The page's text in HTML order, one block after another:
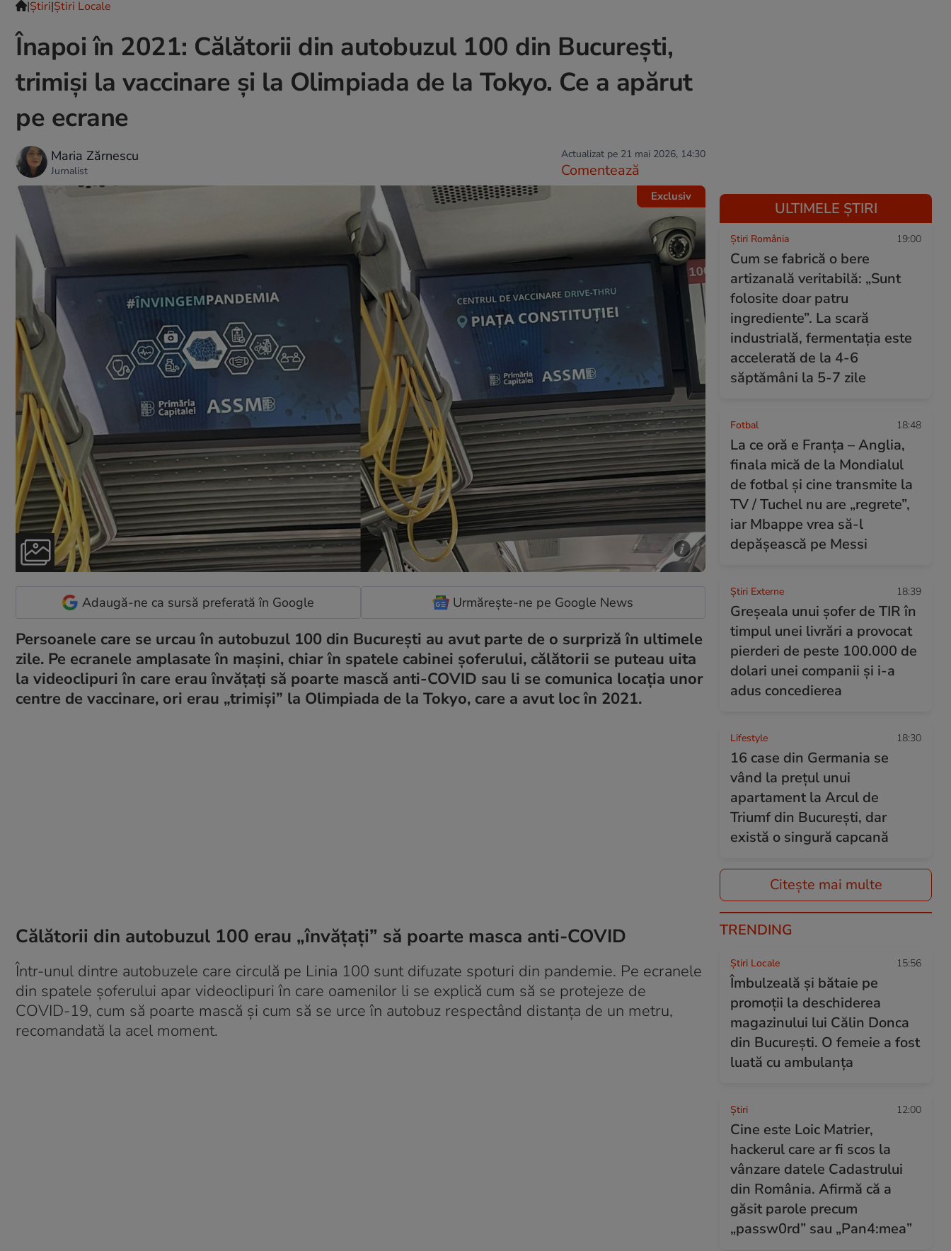
|Ştiri|Știri Locale
Înapoi în 2021: Călătorii din autobuzul 100 din București,
trimiși la vaccinare și la Olimpiada de la Tokyo. Ce a apărut
pe ecrane
Maria Zărnescu
Jurnalist
Actualizat pe 21 mai 2026, 14:30
Comentează
Exclusiv
Adaugă-ne ca sursă preferată în Google Urmărește-ne pe Google News
Persoanele care se urcau în autobuzul 100 din București au avut parte de o surpriză în ultimele
zile. Pe ecranele amplasate în mașini, chiar în spatele cabinei șoferului, călătorii se puteau uita
la videoclipuri în care erau învățați să poarte mască anti-COVID sau li se comunica locația unor
centre de vaccinare, ori erau „trimiși” la Olimpiada de la Tokyo, care a avut loc în 2021.
Călătorii din autobuzul 100 erau „învățați” să poarte masca anti-COVID
Într-unul dintre autobuzele care circulă pe Linia 100 sunt difuzate spoturi din pandemie. Pe ecranele
din spatele șoferului apar videoclipuri în care oamenilor li se explică cum să se protejeze de
COVID-19, cum să poarte mască și cum să se urce în autobuz respectând distanța de un metru,
recomandată la acel moment.
ULTIMELE ȘTIRI
Știri România 19:00
Cum se fabrică o bere
artizanală veritabilă: „Sunt
folosite doar patru
ingrediente”. La scară
industrială, fermentația este
accelerată de la 4-6
săptămâni la 5-7 zile
Fotbal 18:48
La ce oră e Franța – Anglia,
finala mică de la Mondialul
de fotbal și cine transmite la
TV / Tuchel nu are „regrete”,
iar Mbappe vrea să-l
depășească pe Messi
Știri Externe 18:39
Greșeala unui șofer de TIR în
timpul unei livrări a provocat
pierderi de peste 100.000 de
dolari unei companii și i-a
adus concedierea
Lifestyle 18:30
16 case din Germania se
vând la prețul unui
apartament la Arcul de
Triumf din București, dar
există o singură capcană
Citește mai multe
TRENDING
Știri Locale 15:56
Îmbulzeală și bătaie pe
promoții la deschiderea
magazinului lui Călin Donca
din București. O femeie a fost
luată cu ambulanța
Ştiri 12:00
Cine este Loic Matrier,
hackerul care ar fi scos la
vânzare datele Cadastrului
din România. Afirmă că a
găsit parole precum
„passw0rd” sau „Pan4:mea”